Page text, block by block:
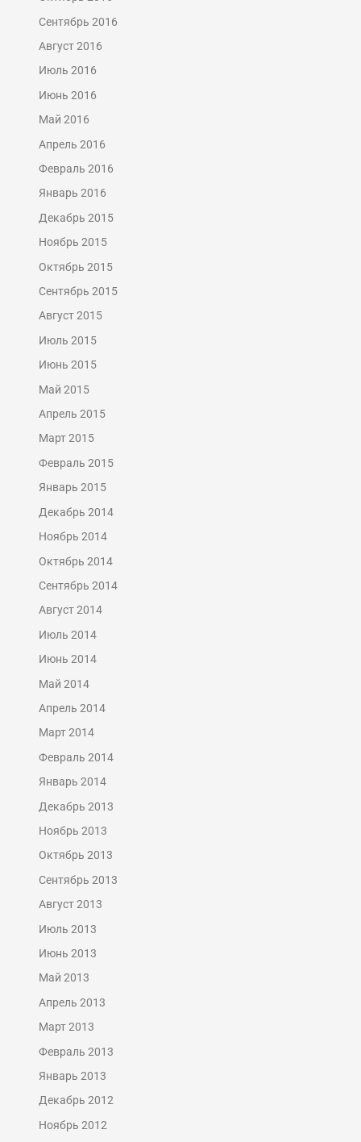
Сентябрь 2016
Август 2016
Июль 2016
Июнь 2016
Май 2016
Апрель 2016
Февраль 2016
Январь 2016
Декабрь 2015
Ноябрь 2015
Октябрь 2015
Сентябрь 2015
Август 2015
Июль 2015
Июнь 2015
Май 2015
Апрель 2015
Март 2015
Февраль 2015
Январь 2015
Декабрь 2014
Ноябрь 2014
Октябрь 2014
Сентябрь 2014
Август 2014
Июль 2014
Июнь 2014
Май 2014
Апрель 2014
Март 2014
Февраль 2014
Январь 2014
Декабрь 2013
Ноябрь 2013
Октябрь 2013
Сентябрь 2013
Август 2013
Июль 2013
Июнь 2013
Май 2013
Апрель 2013
Март 2013
Февраль 2013
Январь 2013
Декабрь 2012
Ноябрь 2012